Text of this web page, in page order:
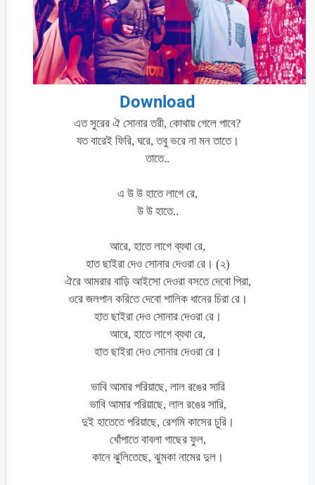
Download
এত সুরের ঐ সোনার তরী, কোথায় গেলে পাবে?
যত বারেই ফিরি, ঘরে, তবু ভরে না মন তাতে।
তাতে..
এ উ উ হাতে লাগে রে,
উ উ হাতে..
আরে, হাতে লাগে ব্যথা রে,
হাত ছাইরা দেও সোনার দেওরা রে। (২)
ঐরে আমরার বাড়ি আইসো দেওরা বসতে দেবো পিরা,
ওরে জলপান করিতে দেবো শালিক ধানের চিরা রে।
হাত ছাইরা দেও সোনার দেওরা রে।
আরে, হাতে লাগে ব্যথা রে,
হাত ছাইরা দেও সোনার দেওরা রে।
ভাবি আমার পরিয়াছে, লাল রঙের সারি
ভাবি আমার পরিয়াছে, লাল রঙের সারি,
দুই হাতেতে পরিয়াছে, রেশমি কাসের চুরি।
খোঁপাতে বাবলা গাছের ফুল,
কানে ঝুলিতেছে, ঝুমকা নামের দুল।